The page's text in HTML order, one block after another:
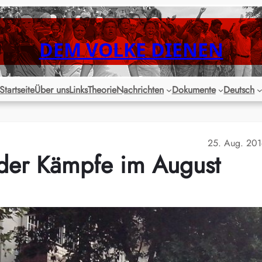
DEM VOLKE DIENEN
StartseiteÜber unsLinksTheorieNachrichten Dokumente Deutsch
25. Aug.
Kämpfe im August